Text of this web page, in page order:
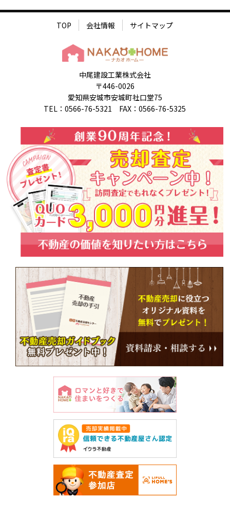
TOP 会社情報 サイトマップ
中尾建設工業株式会社
〒446-0026
愛知県安城市安城町社口堂75
TEL：0566-76-5321 FAX：0566-76-5325